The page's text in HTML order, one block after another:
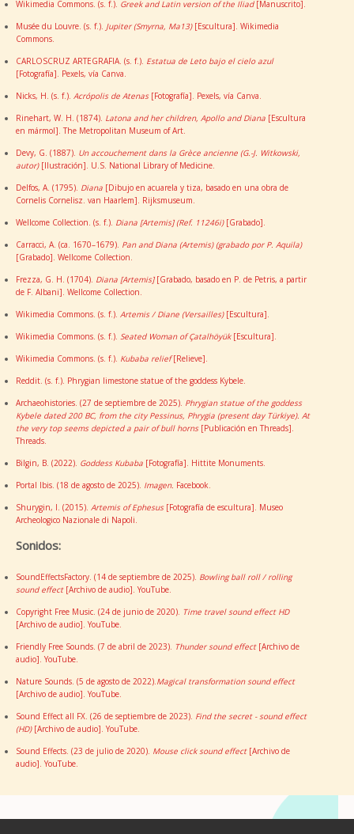
Wikimedia Commons. (s. f.). Greek and Latin version of the Iliad[Manuscrito].
Musée du Louvre. (s. f.). Jupiter (Smyrna, Ma13)[Escultura]. Wikimedia
Commons.
CARLOSCRUZ ARTEGRAFIA. (s. f.). Estatua de Leto bajo el cielo azul
[Fotografía]. Pexels, vía Canva.
Nicks, H. (s. f.). Acrópolis de Atenas[Fotografía]. Pexels, vía Canva.
Rinehart, W. H. (1874). Latona and her children, Apollo and Diana [Escultura
en mármol]. The Metropolitan Museum of Art.
Devy, G. (1887). Un accouchement dans la Grèce ancienne (G.-J. Witkowski,
autor)[Ilustración]. U.S. National Library of Medicine.
Delfos, A. (1795). Diana [Dibujo en acuarela y tiza, basado en una obra de
Cornelis Cornelisz. van Haarlem]. Rijksmuseum.
Wellcome Collection. (s. f.). Diana [Artemis] (Ref. 11246i)[Grabado].
Carracci, A. (ca. 1670–1679). Pan and Diana (Artemis) (grabado por P. Aquila)
[Grabado]. Wellcome Collection.
Frezza, G. H. (1704). Diana [Artemis][Grabado, basado en P. de Petris, a partir
de F. Albani]. Wellcome Collection.
Wikimedia Commons. (s. f.). Artemis / Diane (Versailles)[Escultura].
Wikimedia Commons. (s. f.). Seated Woman of Çatalhöyük[Escultura].
Wikimedia Commons. (s. f.). Kubaba relief[Relieve].
Reddit. (s. f.). Phrygian limestone statue of the goddess Kybele.
Archaeohistories. (27 de septiembre de 2025). Phrygian statue of the goddess
Kybele dated 200 BC, from the city Pessinus, Phrygia (present day Türkiye). At
the very top seems depicted a pair of bull horns[Publicación en Threads].
Threads.
Bilgin, B. (2022). Goddess Kubaba [Fotografía]. Hittite Monuments.
Portal Ibis. (18 de agosto de 2025). Imagen. Facebook.
Shurygin, I. (2015). Artemis of Ephesus[Fotografía de escultura]. Museo
Archeologico Nazionale di Napoli.
Sonidos:
SoundEffectsFactory. (14 de septiembre de 2025). Bowling ball roll / rolling
sound effect[Archivo de audio]. YouTube.
Copyright Free Music. (24 de junio de 2020). Time travel sound effect HD
[Archivo de audio]. YouTube.
Friendly Free Sounds. (7 de abril de 2023). Thunder sound effect[Archivo de
audio]. YouTube.
Nature Sounds. (5 de agosto de 2022). Magical transformation sound effect
[Archivo de audio]. YouTube.
Sound Effect all FX. (26 de septiembre de 2023). Find the secret - sound effect
(HD) [Archivo de audio]. YouTube.
Sound Effects. (23 de julio de 2020). Mouse click sound effect[Archivo de
audio]. YouTube.